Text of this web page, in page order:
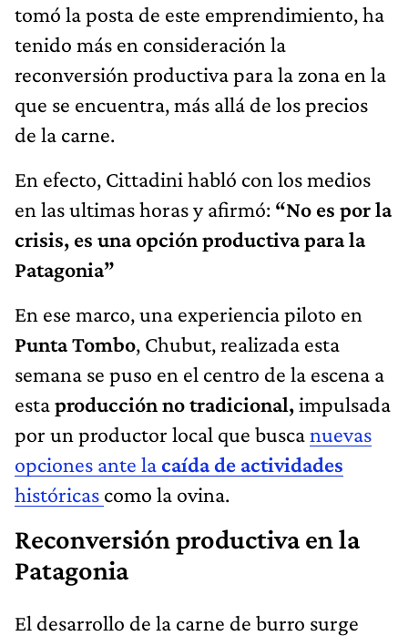
tomó la posta de este emprendimiento, ha
tenido más en consideración la
reconversión productiva para la zona en la
que se encuentra, más allá de los precios
de la carne.
En efecto, Cittadini habló con los medios
en las ultimas horas y afirmó: “No es por la
crisis, es una opción productiva para la
Patagonia”
En ese marco, una experiencia piloto en
Punta Tombo, Chubut, realizada esta
semana se puso en el centro de la escena a
estaproducción no tradicional,impulsada
por un productor local que buscanuevas
opciones ante lacaída de actividades
históricas como la ovina.
Reconversión productiva en la
Patagonia
El desarrollo de la carne de burro surge